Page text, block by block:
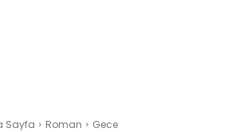
Sayfa Roman Gece